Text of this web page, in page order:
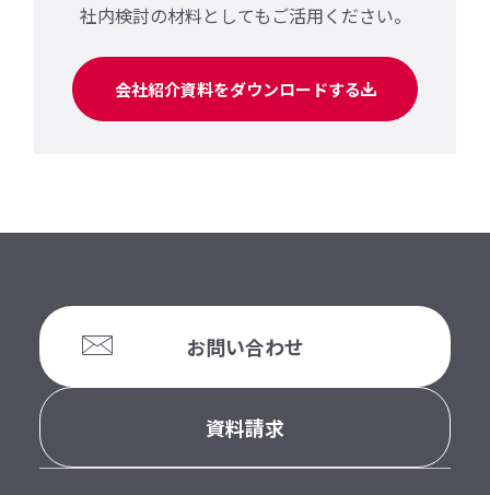
社内検討の材料としてもご活用ください。
会社紹介資料をダウンロードする
お問い合わせ
資料請求